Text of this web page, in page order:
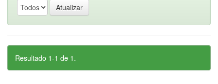
Resultado 1-1 de 1.